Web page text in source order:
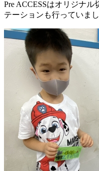
Pre ACCESSはオリジナ
テーションも行っていまし